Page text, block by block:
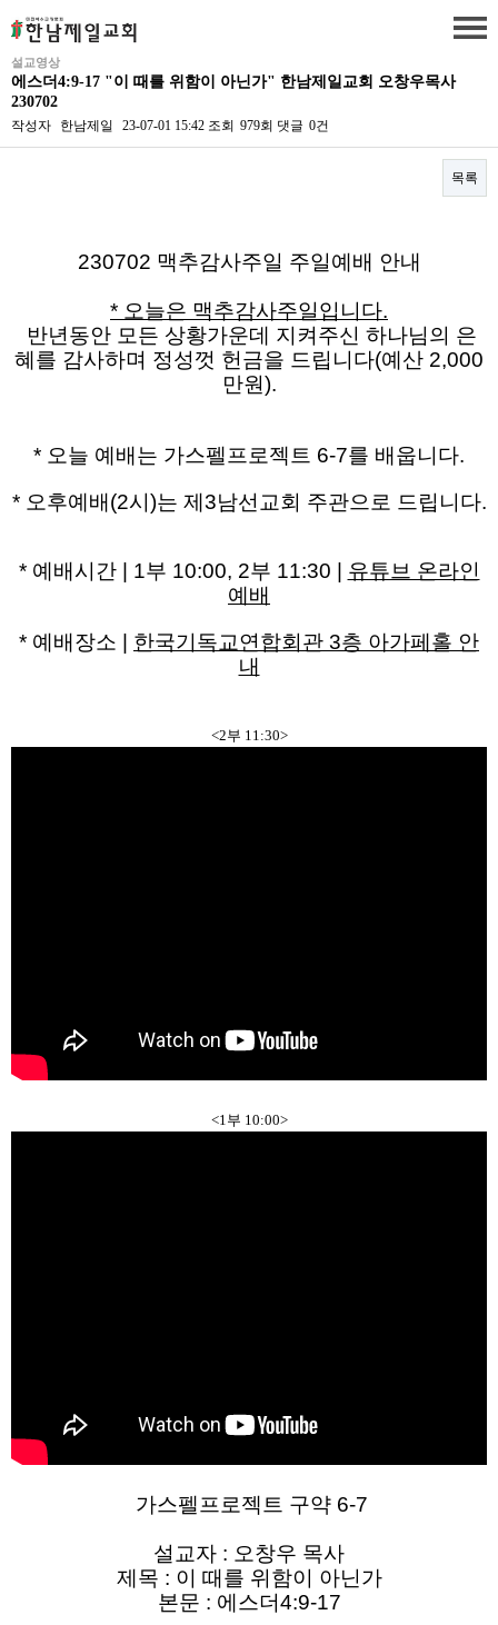
설교영상
에스더4:9-17 "이 때를 위함이 아닌가" 한남제일교회 오창우목사
230702
작성자 한남제일 23-07-01 15:42 조회 979회 댓글 0건
목록
230702 맥추감사주일 주일예배 안내
* 오늘은 맥추감사주일입니다.
반년동안 모든 상황가운데 지켜주신 하나님의 은
혜를 감사하며 정성껏 헌금을 드립니다(예산 2,000
만원).
* 오늘 예배는 가스펠프로젝트 6-7를 배웁니다.
* 오후예배(2시)는 제3남선교회 주관으로 드립니다.
* 예배시간 | 1부 10:00, 2부 11:30 | 유튜브 온라인
예배
* 예배장소 | 한국기독교연합회관 3층 아가페홀 안
내​
<2부 11:30>
<1부 10:00>
가스펠프로젝트 구약 6-7
설교자 : 오창우 목사​
제목 : 이 때를 위함이 아닌가
본문 : 에스더4:9-17